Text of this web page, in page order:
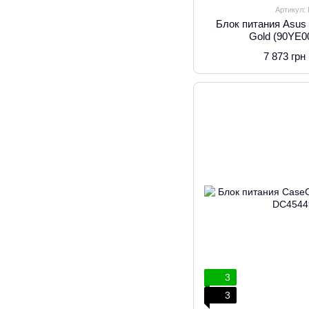
Артикул:
Блок питания
Gold
7 873 грн
3
3